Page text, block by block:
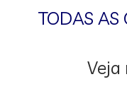
TODAS AS